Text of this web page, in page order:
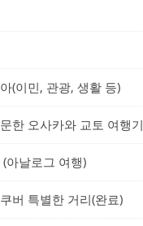
(이민, 관광, 생활 등)
한 오사카와 교토 여행기
아날로그 여행)
버 특별한 거리(완료)